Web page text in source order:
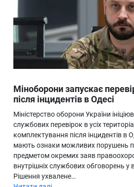
Міноборони запускає
після інцидентів в Одесі
Міністерство оборони України
службових перевірок в усіх
комплектування після інцидентів
мають ознаки можливих порушень
предметом окремих заяв
внутрішніх службових обговорень у
Рішення ухвалене…